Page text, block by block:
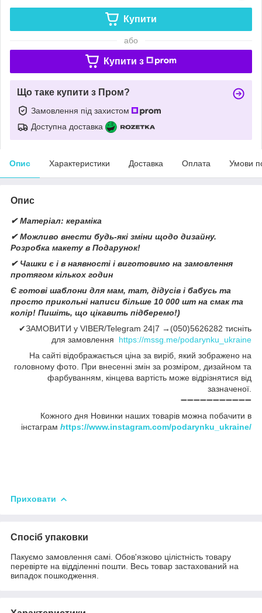
Купити
або
Купити з
Що таке купити з Пром?
Замовлення під захистом
Доступна доставка
Опис Характеристики Доставка Оплата Умови
Опис
✔ Матеріал: кераміка
✔ Можливо внести будь-які зміни щодо дизайну.
Розробка макету в Подарунок!
✔ Чашки є і в наявності і виготовимо на замовлення
протягом кількох годин
Є готові шаблони для мам, тат, дідусів і бабусь та
просто прикольні написи більше 10 000 шт на смак та
колір! Пишіть, що цікавить підберемо!)
✔ЗАМОВИТИ у VIBER/Telegram 24|7 →(050)5626282 тисніть
для замовлення https://mssg.me/podarynku_ukraine
На сайті відображається ціна за виріб, який зображено на
головному фото. При внесенні змін за розміром, дизайном та
фарбуванням, кінцева вартість може відрізнятися від
зазначеної.
➖➖➖➖➖➖➖➖➖➖➖
Кожного дня Новинки наших товарів можна побачити в
інстаграм https://www.instagram.com/podarynku_ukraine/
Приховати
Спосіб упаковки
Пакуємо замовлення самі. Обов'язково цілістність товару
перевірте на відділенні пошти. Весь товар застахований на
випадок пошкодження.